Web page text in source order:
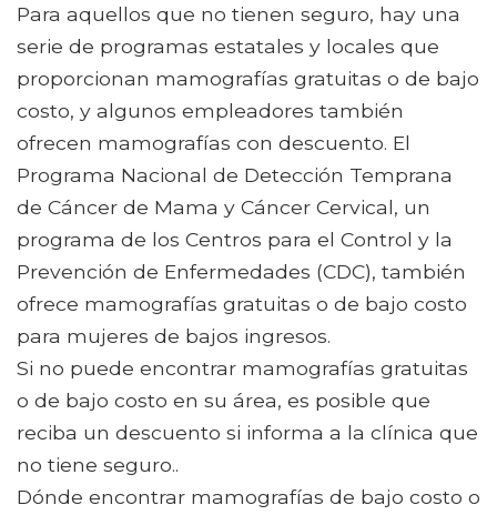
Para aquellos que no tienen seguro, hay una
serie de programas estatales y locales que
proporcionan mamografías gratuitas o de bajo
costo, y algunos empleadores también
ofrecen mamografías con descuento. El
Programa Nacional de Detección Temprana
de Cáncer de Mama y Cáncer Cervical, un
programa de los Centros para el Control y la
Prevención de Enfermedades (CDC), también
ofrece mamografías gratuitas o de bajo costo
para mujeres de bajos ingresos.
Si no puede encontrar mamografías gratuitas
o de bajo costo en su área, es posible que
reciba un descuento si informa a la clínica que
no tiene seguro..
Dónde encontrar mamografías de bajo costo o